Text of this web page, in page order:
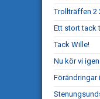
Trollträffen 2
Ett stort tack
Tack Wille!
Nu kör vi
Förändringar